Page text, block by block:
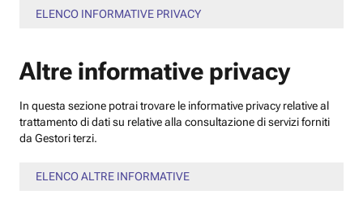
ELENCO INFORMATIVE PRIVACY
Altre informative privacy
In questa sezione potrai trovare le informative privacy relative al
trattamento di dati su relative alla consultazione di servizi forniti
da Gestori terzi.
ELENCO ALTRE INFORMATIVE